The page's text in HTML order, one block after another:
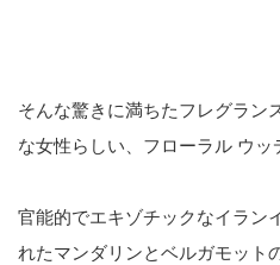
そんな驚きに満ちたフレグラン
な女性らしい、フローラル ウッ
官能的でエキゾチックなイラン
れたマンダリンとベルガモット